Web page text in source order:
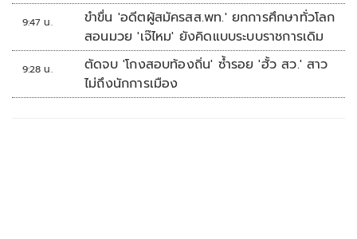
9:47 น.
ขำขื่น 'อดีตผู้สมัครสส.พท.' ยกการศึกษาทั่วโลก
สอนมวย 'เจ๊ไหม' ยังคิดแบบระบบราชการเดิม
9:28 น.
ตัดจบ 'โกงสอบท้องถิ่น' ซ้ำรอย 'ฮั้ว สว.' สาว
ไม่ถึงนักการเมือง